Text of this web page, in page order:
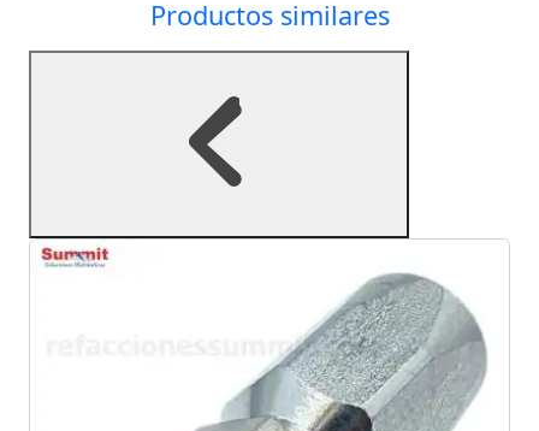
Productos similares